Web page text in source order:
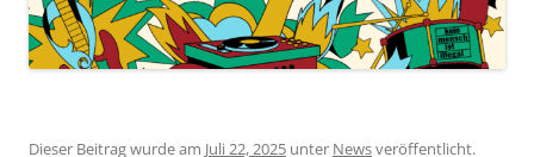
Dieser Beitrag wurde am Juli 22, 2025 unter Newsveröffentlicht.